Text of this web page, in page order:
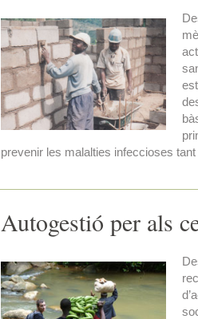
prevenir les malalties infeccioses
Autogestió per als